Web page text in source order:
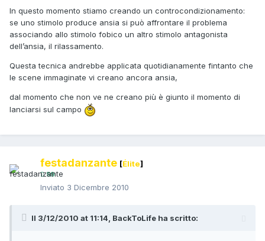
In questo momento stiamo creando un controcondizionamento:
se uno stimolo produce ansia si può affrontare il problema
associando allo stimolo fobico un altro stimolo antagonista
dell’ansia, il rilassamento.
Questa tecnica andrebbe applicata quotidianamente fintanto che
le scene immaginate vi creano ancora ansia,
dal momento che non ve ne creano più è giunto il momento di
lanciarsi sul campo
festadanzante [Élite]
59
Inviato 3 Dicembre 2010
Il 3/12/2010 at 11:14, BackToLife ha scritto: